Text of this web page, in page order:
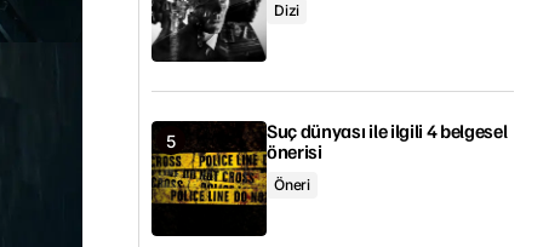
Dizi
Suç dünyası ile ilgili 4 belgesel
önerisi
Öneri